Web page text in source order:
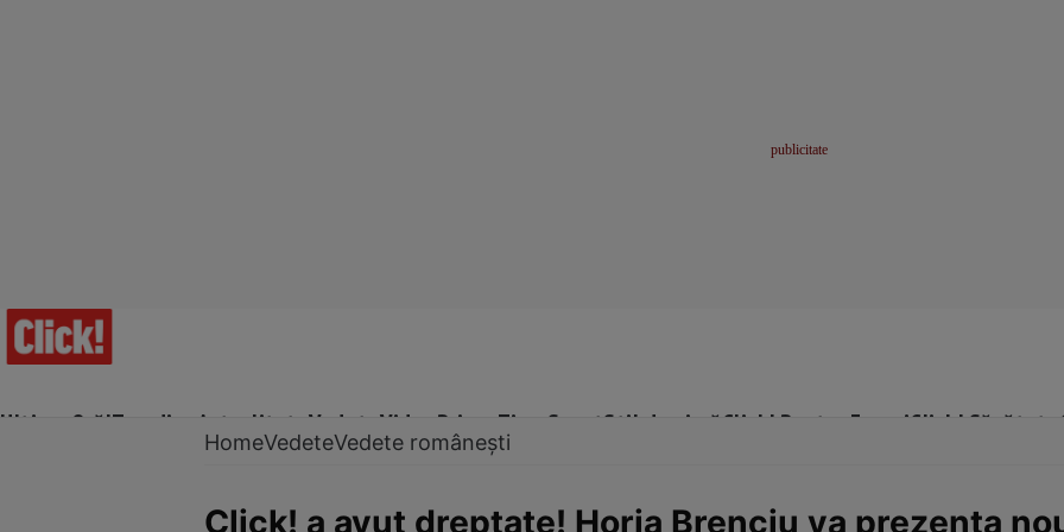
Ultima Oră!Trending Actualitate Vedete Video Prime Time SportStil de viațăClick! Pentru FemeiClick! Sănătate
HomeVedeteVedete românești
Click! a avut dreptate! Horia Brenciu va prezenta